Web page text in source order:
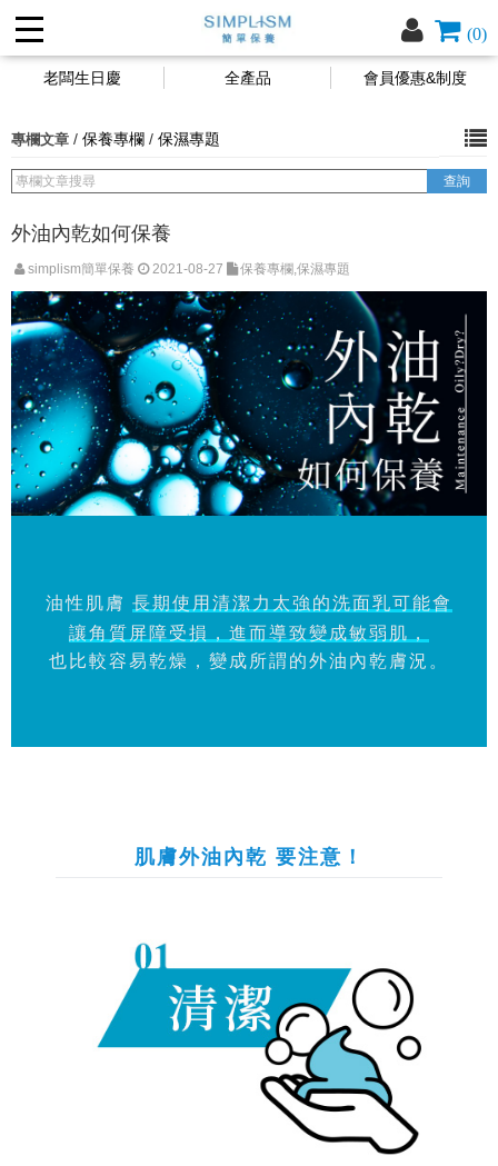
(0)
老闆生日慶 全產品 會員優惠&制度
專欄文章 / 保養專欄 / 保濕專題
外油內乾如何保養
simplism簡單保養 2021-08-27 保養專欄,保濕專題
油性肌膚 長期使用清潔力太強的洗面乳可能會
讓角質屏障受損，進而導致變成敏弱肌，
也比較容易乾燥，變成所謂的外油內乾膚況。
肌膚外油內乾 要注意！